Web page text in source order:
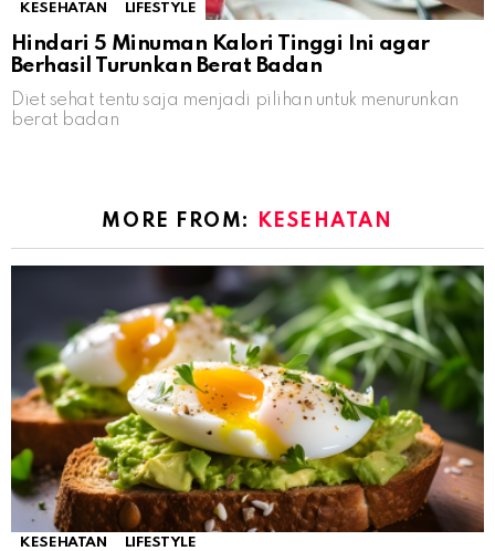
KESEHATAN LIFESTYLE
Hindari 5 Minuman Kalori Tinggi Ini agar
Berhasil Turunkan Berat Badan
Diet sehat tentu saja menjadi pilihan untuk menurunkan
berat badan
MORE FROM: KESEHATAN
KESEHATAN LIFESTYLE